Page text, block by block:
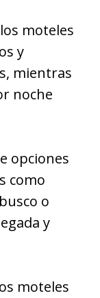
moteles
y
mientras
noche
opciones
como
o
y
moteles